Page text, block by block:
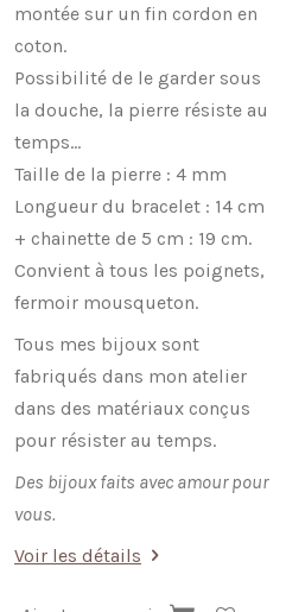
montée sur un fin cordon en
coton.
Possibilité de le garder sous
la douche, la pierre résiste au
temps…
Taille de la pierre : 4 mm
Longueur du bracelet : 14 cm
+ chainette de 5 cm : 19 cm.
Convient à tous les poignets,
fermoir mousqueton.
Tous mes bijoux sont
fabriqués dans mon atelier
dans des matériaux conçus
pour résister au temps.
Des bijoux faits avec amour pour
vous.
Voir les détails